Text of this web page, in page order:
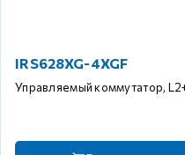
IRS628XG-4XGF
Управляемый коммутатор,